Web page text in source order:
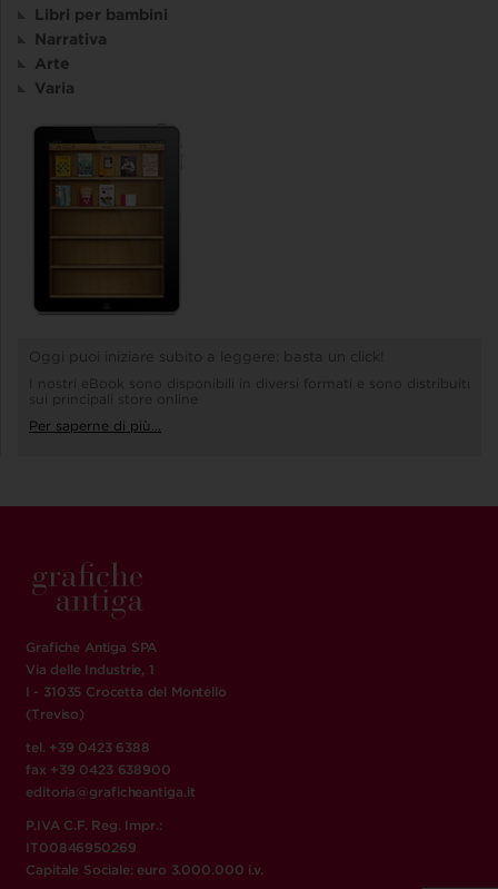
Libri per bambini
Narrativa
Arte
Varia
Oggi puoi iniziare subito a leggere: basta un click!
I nostri eBook sono disponibili in diversi formati e sono distribuiti
sui principali store online
Per saperne di più...
Grafiche Antiga SPA
Via delle Industrie, 1
I - 31035 Crocetta del Montello
(Treviso)
tel. +39 0423 6388
fax +39 0423 638900
editoria@graficheantiga.it
P.IVA C.F. Reg. Impr.:
IT00846950269
Capitale Sociale: euro 3.000.000 i.v.